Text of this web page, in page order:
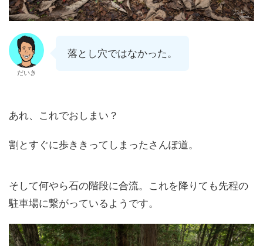
だいき
落とし穴ではなかった。
あれ、これでおしまい？
割とすぐに歩ききってしまったさんぽ道。
そして何やら石の階段に合流。これを降りても先程の
駐車場に繋がっているようです。